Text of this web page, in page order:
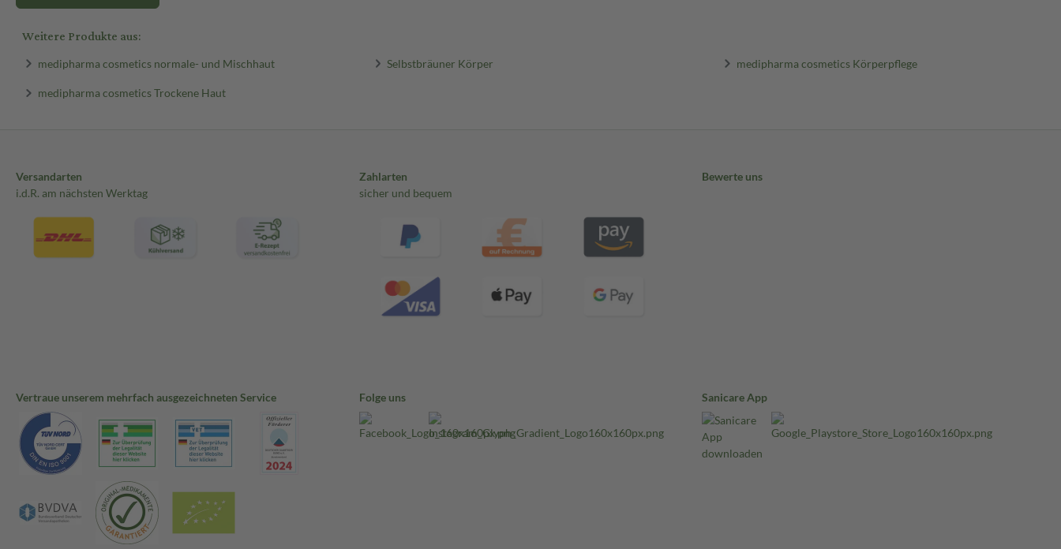
Weitere Produkte aus:
medipharma cosmetics normale- und Mischhaut Selbstbräuner Körper medipharma cosmetics Körperpflege
medipharma cosmetics Trockene Haut
Versandarten
i.d.R. am nächsten Werktag
Zahlarten
sicher und bequem
Bewerte uns
Vertraue unserem mehrfach ausgezeichneten Service Folge uns Sanicare App